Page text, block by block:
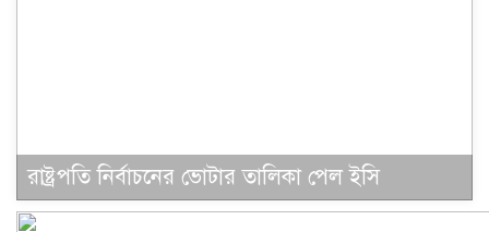
রাষ্ট্রপতি নির্বাচনের ভোটার তালিকা পেল ইসি